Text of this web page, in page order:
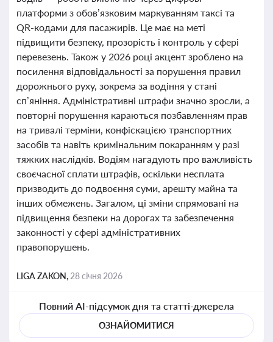
платформи з обов’язковим маркуванням таксі та
QR-кодами для пасажирів. Це має на меті
підвищити безпеку, прозорість і контроль у сфері
перевезень. Також у 2026 році акцент зроблено на
посилення відповідальності за порушення правил
дорожнього руху, зокрема за водіння у стані
сп’яніння. Адміністративні штрафи значно зросли, а
повторні порушення караються позбавленням прав
на тривалі терміни, конфіскацією транспортних
засобів та навіть кримінальним покаранням у разі
тяжких наслідків. Водіям нагадують про важливість
своєчасної сплати штрафів, оскільки несплата
призводить до подвоєння суми, арешту майна та
інших обмежень. Загалом, ці зміни спрямовані на
підвищення безпеки на дорогах та забезпечення
законності у сфері адміністративних
правопорушень.
LIGA ZAKON, 28 січня 2026
Повний AI-підсумок дня та статті-джерела
ОЗНАЙОМИТИСЯ